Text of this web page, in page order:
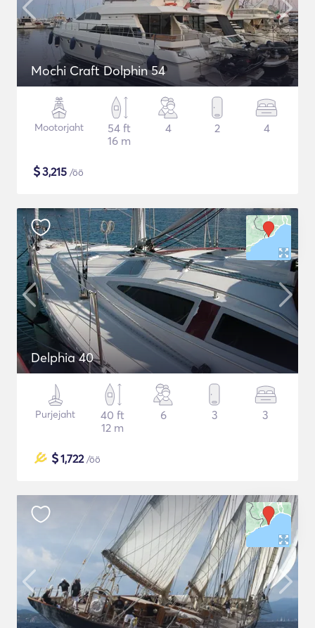
Mochi Craft Dolphin 54
Mootorjaht
54 ft
16 m
4 2 4
$3,215 /öö
Delphia 40
Purjejaht
40 ft
12 m
6 3 3
$1,722/öö